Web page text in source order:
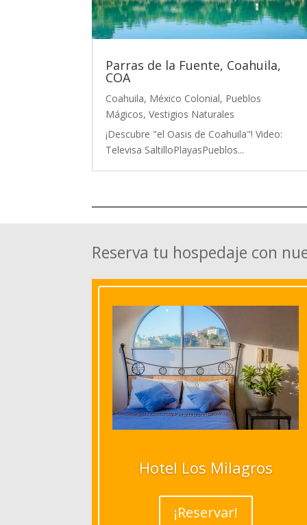
Parras de la Fuente, Coahuila,
COA
Coahuila, México Colonial, Pueblos
Mágicos,Vestigios Naturales
¡Descubre "el Oasis de Coahuila"! Video:
Televisa SaltilloPlayasPueblos...
Reserva tu hospedaje con
Hotel Los Milagros
¡Reservar!